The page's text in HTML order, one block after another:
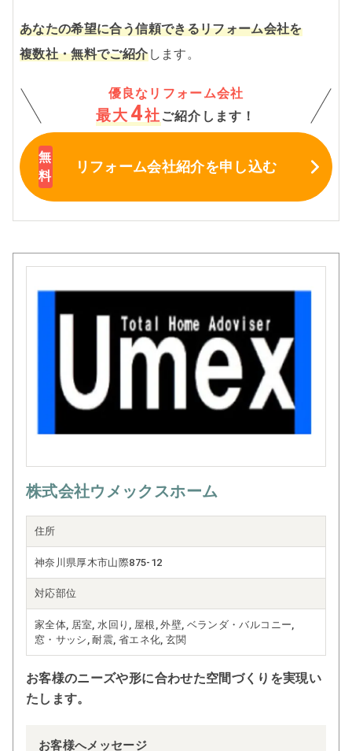
あなたの希望に合う信頼できるリフォーム会社を
複数社・無料でご紹介します。
優良なリフォーム会社
最大 4社 ご紹介します！
リフォーム会社紹介を申し込む
株式会社ウメックスホーム
住所
神奈川県厚木市山際875-12
対応部位
家全体, 居室, 水回り, 屋根, 外壁, ベランダ・バルコニー,
窓・サッシ, 耐震, 省エネ化, 玄関
お客様のニーズや形に合わせた空間づくりを実現い
たします。
お客様へメッセージ